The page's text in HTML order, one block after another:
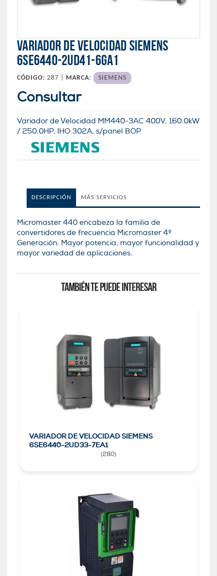
VARIADOR DE VELOCIDAD SIEMENS
6SE6440-2UD41-6GA1
CÓDIGO: 287 | MARCA: SIEMENS
Consultar
Variador de Velocidad MM440-3AC 400V, 160.0kW
/ 250.0HP, IHO:302A, s/panel BOP
DESCRIPCIÓN MÁS SERVICIOS
Micromaster 440 encabeza la familia de
convertidores de frecuencia Micromaster 4º
Generación. Mayor potencia, mayor funcionalidad y
mayor variedad de aplicaciones.
TAMBIÉN TE PUEDE INTERESAR
VARIADOR DE VELOCIDAD SIEMENS
6SE6440-2UD33-7EA1
(280)